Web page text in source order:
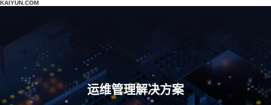
KAIYUN.COM
运维管理解决方案